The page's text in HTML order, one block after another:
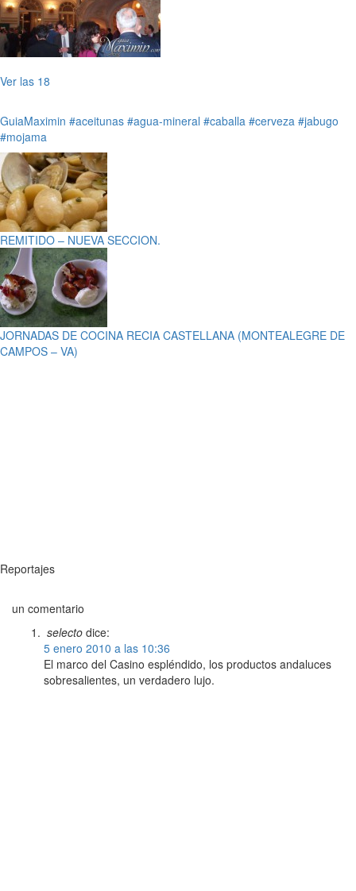
Ver las 18
GuiaMaximin #aceitunas #agua-mineral #caballa #cerveza #jabugo
#mojama
REMITIDO – NUEVA SECCION.
JORNADAS DE COCINA RECIA CASTELLANA (MONTEALEGRE DE
CAMPOS – VA)
Reportajes
un comentario
selecto dice:
5 enero 2010 a las 10:36
El marco del Casino espléndido, los productos andaluces
sobresalientes, un verdadero lujo.